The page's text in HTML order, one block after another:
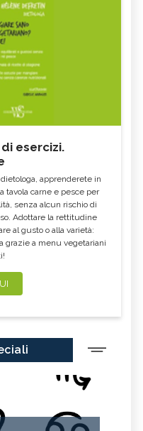
esercizi.
apprenderete in
tavola carne e pesce per
senza alcun rischio di
Adottare la rettitudine
al gusto o alla varietà:
grazie a menu vegetariani